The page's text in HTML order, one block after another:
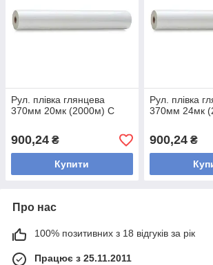
Рул. плівка глянцева
370мм 20мк (2000м) С
900,24 ₴
Купити
Рул. плівка
370мм 24мк
900,24₴
Про нас
100% позитивних з 18 відгуків за рік
Працює з 25.11.2011